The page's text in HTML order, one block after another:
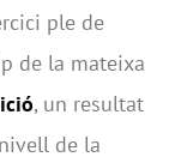
ple de
de la mateixa
, un resultat
de la